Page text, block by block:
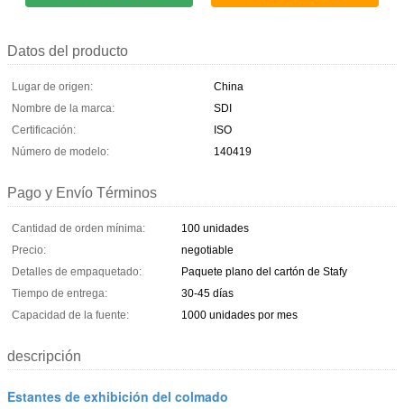
Datos del producto
Lugar de origen:
China
Nombre de la marca:
SDI
Certificación:
ISO
Número de modelo:
140419
Pago y Envío Términos
Cantidad de orden mínima:
100 unidades
Precio:
negotiable
Detalles de empaquetado:
Paquete plano del cartón de Stafy
Tiempo de entrega:
30-45 días
Capacidad de la fuente:
1000 unidades por mes
descripción
Estantes de exhibición del colmado